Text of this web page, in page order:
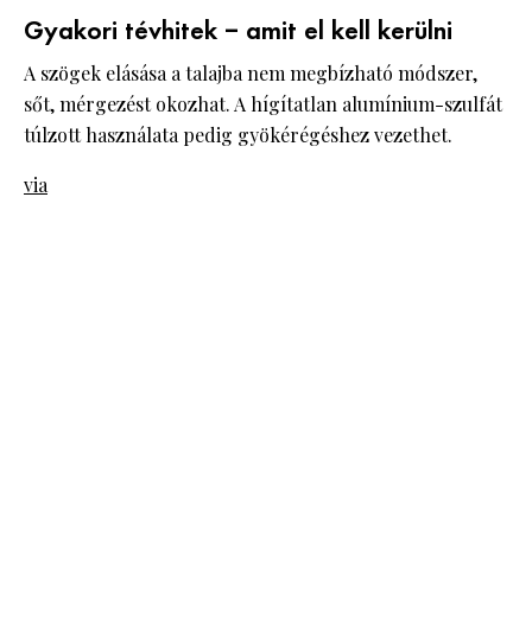
Gyakori tévhitek – amit el kell kerülni
A szögek elásása a talajba nem megbízható módszer,
sőt, mérgezést okozhat. A hígítatlan alumínium-szulfát
túlzott használata pedig gyökérégéshez vezethet.
via